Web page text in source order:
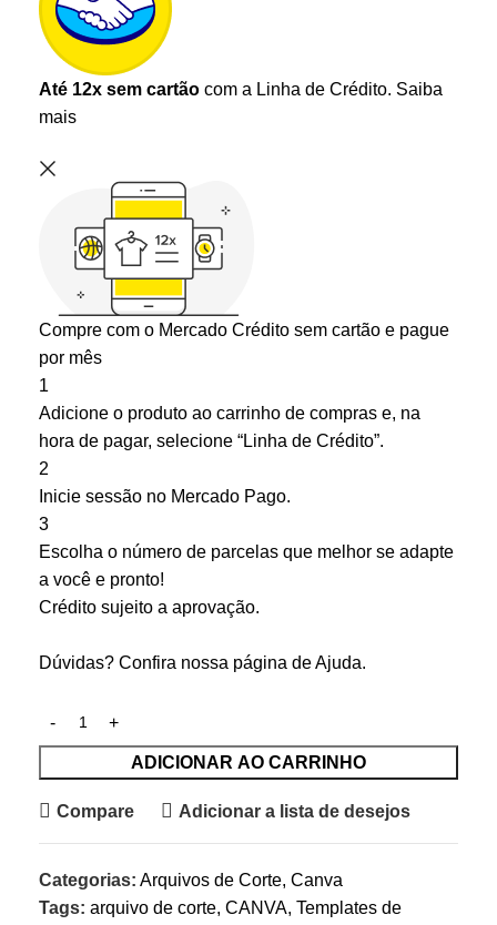
Até 12x sem cartão com a Linha de Crédito. Saiba
mais
Compre com o Mercado Crédito sem cartão e pague
por mês
1
Adicione o produto ao carrinho de compras e, na
hora de pagar, selecione “Linha de Crédito”.
2
Inicie sessão no Mercado Pago.
3
Escolha o número de parcelas que melhor se adapte
a você e pronto!
Crédito sujeito a aprovação.
Dúvidas? Confira nossa página deAjuda.
ADICIONAR AO CARRINHO
Compare Adicionar a lista de desejos
Categorias: Arquivos de Corte, Canva
Tags: arquivo de corte, CANVA, Templates de